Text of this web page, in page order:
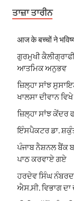
ਤਾਜ਼ਾ ਤਾਰੀਨ
आज के बच्चों ने
ਗੁਰਮੁਖੀ
ਆਤਮਿਕ ਅਨੁਭਵ
ਜ਼ਿਲ੍ਹਾ ਸਾਂਝ
ਖਾਲਸਾ ਦੀਵਾਨ
ਜ਼ਿਲ੍ਹਾ ਸਾਂਝ ਕੇਂਦਰ
ਇੰਸਪੈਕਟਰ ਡਾ.
ਪੰਜਾਬ ਨੈਸ਼ਨਲ ਬੈਂਕ
ਪਾਠ ਕਰਵਾਏ ਗਏ
ਹਰਦੇਵ ਸਿੰਘ
ਐਸ.ਸੀ. ਵਿਭਾਗ